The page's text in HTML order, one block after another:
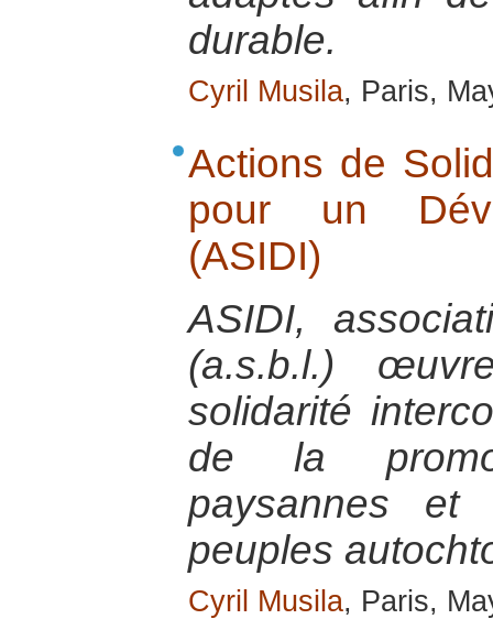
durable.
Cyril Musila, Paris,
Actions de
pour un
(ASIDI)
ASIDI,
(a.s.b.l.)
solidarité
de la
paysannes et
peuples
Cyril Musila, Paris,